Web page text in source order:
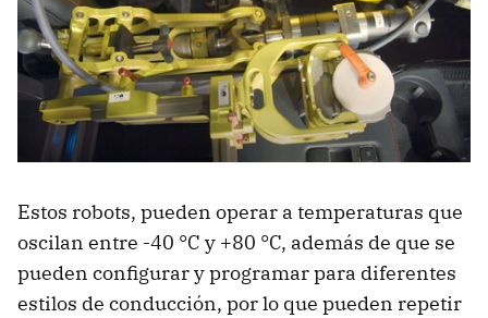
Estos robots, pueden operar a temperaturas que
oscilan entre -40 °C y +80 °C, además de que se
pueden configurar y programar para diferentes
estilos de conducción, por lo que pueden repetir